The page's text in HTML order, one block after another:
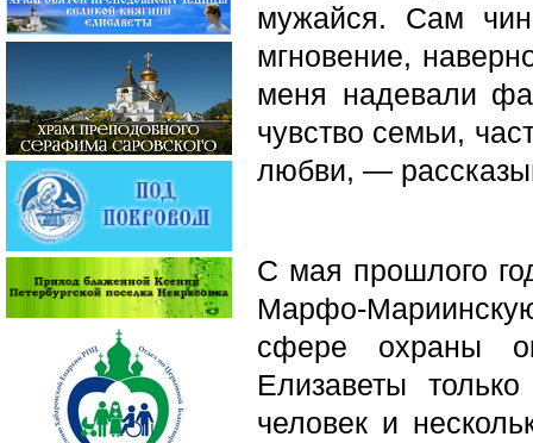
мужайся. Сам
мгновение,
меня надевали
чувство семьи,
любви, —
С мая прошлого
Марфо-
сфере охраны
Елизаветы
человек и